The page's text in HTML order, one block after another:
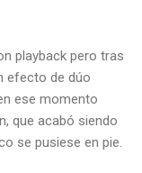
playback pero tras
efecto de dúo
ese momento
que acabó siendo
se pusiese en pie.